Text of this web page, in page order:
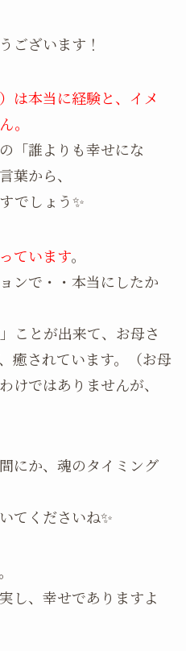
ございます！
は本当に経験と、イメ
。
「誰よりも幸せにな
葉から、
でしょう✨
ています。
ンで・・本当にしたか
ことが出来て、お母さ
癒されています。（お母
けではありませんが、
にか、魂のタイミング
てくださいね✨
し、幸せでありますよ